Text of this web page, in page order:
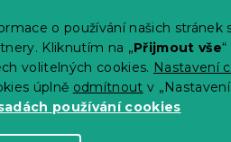
o používání našich
Kliknutím na „Přijmout vše
volitelných cookies. Nastavení
úplně odmítnout v
používání cookies